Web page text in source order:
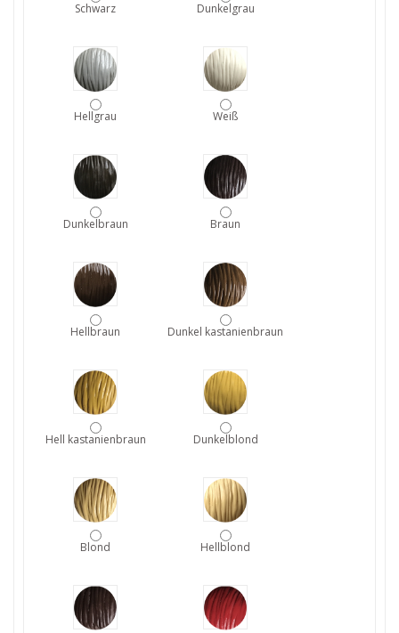
Schwarz Dunkelgrau
Hellgrau Weiß
Dunkelbraun Braun
Hellbraun Dunkel kastanienbraun
Hell kastanienbraun Dunkelblond
Blond Hellblond